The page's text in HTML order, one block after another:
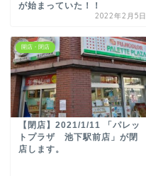
が始まっていた！！
2022年2月5日
開店・閉店
【閉店】2021/1/11 「パレッ
トプラザ 池下駅前店」が閉
店します。